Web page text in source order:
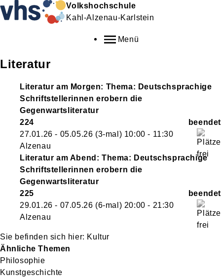
Volkshochschule
Kahl-Alzenau-Karlstein
Menü
Literatur
Literatur am Morgen: Thema: Deutschsprachige
Schriftstellerinnen erobern die
Gegenwartsliteratur
224
27.01.26 - 05.05.26 (3-mal) 10:00 - 11:30
Alzenau
Literatur am Abend: Thema: Deutschsprachige
Schriftstellerinnen erobern die
Gegenwartsliteratur
225
29.01.26 - 07.05.26 (6-mal) 20:00 - 21:30
Alzenau
Kultur
Ähnliche Themen
Philosophie
Kunstgeschichte